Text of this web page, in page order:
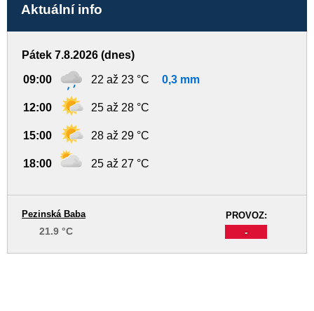
Aktuální info
Pátek 7.8.2026 (dnes)
09:00 22 až 23 °C 0,3 mm
12:00 25 až 28 °C
15:00 28 až 29 °C
18:00 25 až 27 °C
PROVOZ:
-
Pezinská Baba
21.9 °C